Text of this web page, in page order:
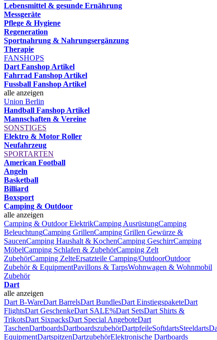
Lebensmittel & gesunde Ernährung
Messgeräte
Pflege & Hygiene
Regeneration
Sportnahrung & Nahrungsergänzung
Therapie
FANSHOPS
Dart Fanshop Artikel
Fahrrad Fanshop Artikel
Fussball Fanshop Artikel
alle anzeigen
Union Berlin
Handball Fanshop Artikel
Mannschaften & Vereine
SONSTIGES
Elektro & Motor Roller
Neufahrzeug
SPORTARTEN
American Football
Angeln
Basketball
Billiard
Boxsport
Camping & Outdoor
alle anzeigen
Camping & Outdoor ElektrikCamping AusrüstungCamping
BeleuchtungCamping GrillenCamping Grillen Gewürze &
SaucenCamping Haushalt & KochenCamping GeschirrCamping
MöbelCamping Schlafen & ZubehörCamping Zelt
ZubehörCamping ZelteErsatzteile Camping/OutdoorOutdoor
Zubehör & EquipmentPavillons & TarpsWohnwagen & Wohnmobil
Zubehör
Dart
alle anzeigen
Dart B-WareDart BarrelsDart BundlesDart EinstiegspaketeDart
FlightsDart GeschenkeDart SALE%Dart SetsDart Shirts &
TrikotsDart SixpacksDart Special AngeboteDart
TaschenDartboardsDartboardszubehörDartpfeileSoftdartsSteeldarts
EquipmentDartspitzenDartzubehörElektronische Dartboards